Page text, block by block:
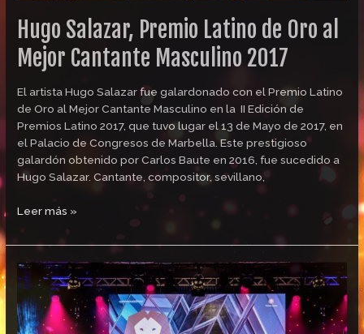
Hugo Salazar, Premio Latino de Oro al
Mejor Cantante Masculino 2017
El artista Hugo Salazar fue galardonado con el Premio Latino
de Oro al Mejor Cantante Masculino en la II Edición de
Premios Latino 2017, que tuvo lugar el 13 de Mayo de 2017, en
el Palacio de Congresos de Marbella. Este prestigioso
galardón obtenido por Carlos Baute en 2016, fue sucedido a
Hugo Salazar. Cantante, compositor, sevillano,
Leer más »
Juan
de
Juan,
Premio